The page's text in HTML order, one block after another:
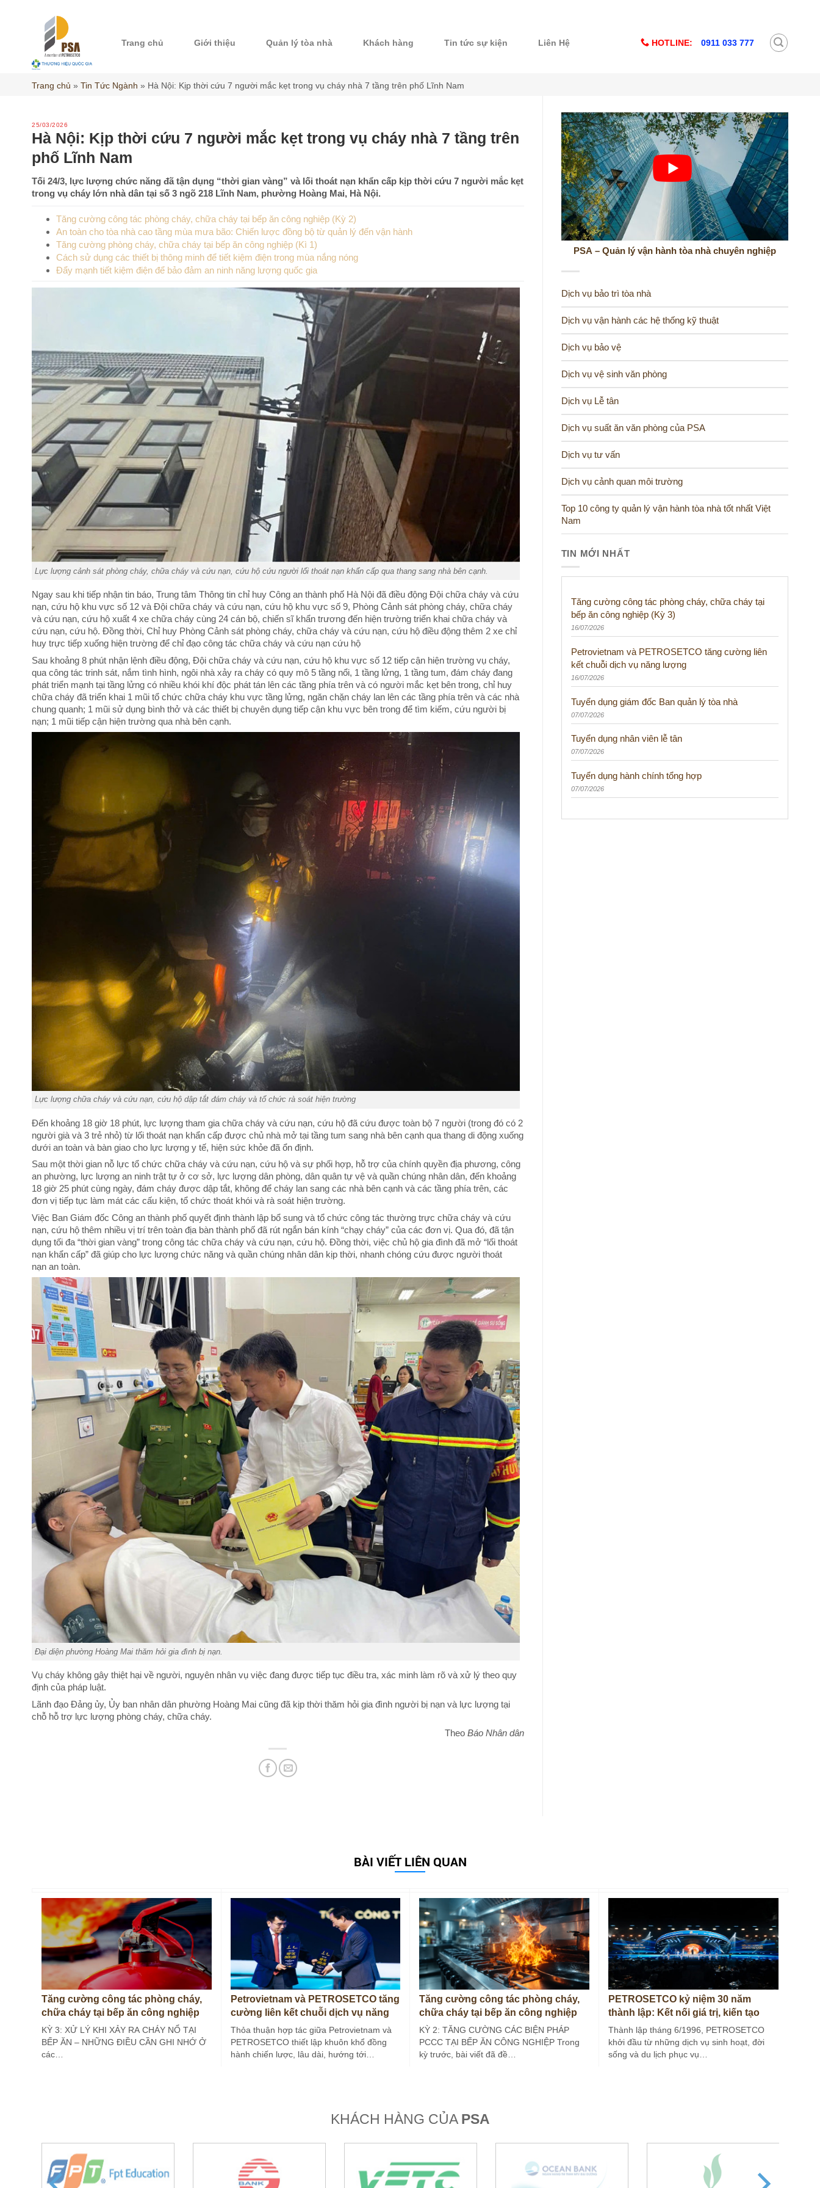
Trang chủ Giới thiệu Quản lý tòa nhà Khách hàng Tin tức sự kiện Liên Hệ HOTLINE: 0911 033 777
Trang chủ » Tin Tức Ngành » Hà Nội: Kịp thời cứu 7 người mắc kẹt trong vụ cháy nhà 7 tầng trên phố Lĩnh Nam
25/03/2026
Hà Nội: Kịp thời cứu 7 người mắc kẹt trong vụ cháy nhà 7 tầng trên
phố Lĩnh Nam
Tối 24/3, lực lượng chức năng đã tận dụng “thời gian vàng” và lối thoát nạn khẩn cấp kịp thời cứu 7 người mắc kẹt
trong vụ cháy lớn nhà dân tại số 3 ngõ 218 Lĩnh Nam, phường Hoàng Mai, Hà Nội.
Tăng cường công tác phòng cháy, chữa cháy tại bếp ăn công nghiệp (Kỳ 2)
An toàn cho tòa nhà cao tầng mùa mưa bão: Chiến lược đồng bộ từ quản lý đến vận hành
Tăng cường phòng cháy, chữa cháy tại bếp ăn công nghiệp (Kì 1)
Cách sử dụng các thiết bị thông minh để tiết kiệm điện trong mùa nắng nóng
Đẩy mạnh tiết kiệm điện để bảo đảm an ninh năng lượng quốc gia
Lực lượng cảnh sát phòng cháy, chữa cháy và cứu nạn, cứu hộ cứu người lối thoát nạn khẩn cấp qua thang sang nhà bên cạnh.
Ngay sau khi tiếp nhận tin báo, Trung tâm Thông tin chỉ huy Công an thành phố Hà Nội đã điều động Đội chữa cháy và cứu
nạn, cứu hộ khu vực số 12 và Đội chữa cháy và cứu nạn, cứu hộ khu vực số 9, Phòng Cảnh sát phòng cháy, chữa cháy
và cứu nạn, cứu hộ xuất 4 xe chữa cháy cùng 24 cán bộ, chiến sĩ khẩn trương đến hiện trường triển khai chữa cháy và
cứu nạn, cứu hộ. Đồng thời, Chỉ huy Phòng Cảnh sát phòng cháy, chữa cháy và cứu nạn, cứu hộ điều động thêm 2 xe chỉ
huy trực tiếp xuống hiện trường để chỉ đạo công tác chữa cháy và cứu nạn cứu hộ
Sau khoảng 8 phút nhận lệnh điều động, Đội chữa cháy và cứu nạn, cứu hộ khu vực số 12 tiếp cận hiện trường vụ cháy,
qua công tác trinh sát, nắm tình hình, ngôi nhà xảy ra cháy có quy mô 5 tầng nổi, 1 tầng lửng, 1 tầng tum, đám cháy đang
phát triển mạnh tại tầng lửng có nhiều khói khí độc phát tán lên các tầng phía trên và có người mắc kẹt bên trong, chỉ huy
chữa cháy đã triển khai 1 mũi tổ chức chữa cháy khu vực tầng lửng, ngăn chặn cháy lan lên các tầng phía trên và các nhà
chung quanh; 1 mũi sử dụng bình thở và các thiết bị chuyên dụng tiếp cận khu vực bên trong để tìm kiếm, cứu người bị
nạn; 1 mũi tiếp cận hiện trường qua nhà bên cạnh.
Lực lượng chữa cháy và cứu nạn, cứu hộ dập tắt đám cháy và tổ chức rà soát hiện trường
Đến khoảng 18 giờ 18 phút, lực lượng tham gia chữa cháy và cứu nạn, cứu hộ đã cứu được toàn bộ 7 người (trong đó có 2
người già và 3 trẻ nhỏ) từ lối thoát nạn khẩn cấp được chủ nhà mở tại tầng tum sang nhà bên cạnh qua thang di động xuống
dưới an toàn và bàn giao cho lực lượng y tế, hiện sức khỏe đã ổn định.
Sau một thời gian nỗ lực tổ chức chữa cháy và cứu nạn, cứu hộ và sự phối hợp, hỗ trợ của chính quyền địa phương, công
an phường, lực lượng an ninh trật tự ở cơ sở, lực lượng dân phòng, dân quân tự vệ và quần chúng nhân dân, đến khoảng
18 giờ 25 phút cùng ngày, đám cháy được dập tắt, không để cháy lan sang các nhà bên cạnh và các tầng phía trên, các
đơn vị tiếp tục làm mát các cấu kiện, tổ chức thoát khói và rà soát hiện trường.
Việc Ban Giám đốc Công an thành phố quyết định thành lập bổ sung và tổ chức công tác thường trực chữa cháy và cứu
nạn, cứu hộ thêm nhiều vị trí trên toàn địa bàn thành phố đã rút ngắn bán kính “chạy cháy” của các đơn vị. Qua đó, đã tận
dụng tối đa “thời gian vàng” trong công tác chữa cháy và cứu nạn, cứu hộ. Đồng thời, việc chủ hộ gia đình đã mở “lối thoát
nạn khẩn cấp” đã giúp cho lực lượng chức năng và quần chúng nhân dân kịp thời, nhanh chóng cứu được người thoát
nạn an toàn.
Đại diện phường Hoàng Mai thăm hỏi gia đình bị nạn.
Vụ cháy không gây thiệt hại về người, nguyên nhân vụ việc đang được tiếp tục điều tra, xác minh làm rõ và xử lý theo quy
định của pháp luật.
Lãnh đạo Đảng ủy, Ủy ban nhân dân phường Hoàng Mai cũng đã kịp thời thăm hỏi gia đình người bị nạn và lực lượng tại
chỗ hỗ trợ lực lượng phòng cháy, chữa cháy.
Theo Báo Nhân dân
PSA – Quản lý vận hành tòa nhà chuyên nghiệp
Dịch vụ bảo trì tòa nhà
Dịch vụ vận hành các hệ thống kỹ thuật
Dịch vụ bảo vệ
Dịch vụ vệ sinh văn phòng
Dịch vụ Lễ tân
Dịch vụ suất ăn văn phòng của PSA
Dịch vụ tư vấn
Dịch vụ cảnh quan môi trường
Top 10 công ty quản lý vận hành tòa nhà tốt nhất Việt
Nam
TIN MỚI NHẤT
Tăng cường công tác phòng cháy, chữa cháy tại
bếp ăn công nghiệp (Kỳ 3)
16/07/2026
Petrovietnam và PETROSETCO tăng cường liên
kết chuỗi dịch vụ năng lượng
16/07/2026
Tuyển dụng giám đốc Ban quản lý tòa nhà
07/07/2026
Tuyển dụng nhân viên lễ tân
07/07/2026
Tuyển dụng hành chính tổng hợp
07/07/2026
BÀI VIẾT LIÊN QUAN
Tăng cường công tác phòng cháy,
chữa cháy tại bếp ăn công nghiệp
(Kỳ 3)
KỲ 3: XỬ LÝ KHI XẢY RA CHÁY NỔ TẠI
BẾP ĂN – NHỮNG ĐIỀU CẦN GHI NHỚ Ở
các…
Petrovietnam và PETROSETCO tăng
cường liên kết chuỗi dịch vụ năng
lượng
Thỏa thuận hợp tác giữa Petrovietnam và
PETROSETCO thiết lập khuôn khổ đồng
hành chiến lược, lâu dài, hướng tới…
Tăng cường công tác phòng cháy,
chữa cháy tại bếp ăn công nghiệp
(Kỳ 2)
KỲ 2: TĂNG CƯỜNG CÁC BIỆN PHÁP
PCCC TẠI BẾP ĂN CÔNG NGHIỆP Trong
kỳ trước, bài viết đã đề…
PETROSETCO kỷ niệm 30 năm
thành lập: Kết nối giá trị, kiến tạo
tương lai
Thành lập tháng 6/1996, PETROSETCO
khởi đầu từ những dịch vụ sinh hoạt, đời
sống và du lịch phục vụ…
KHÁCH HÀNG CỦA PSA